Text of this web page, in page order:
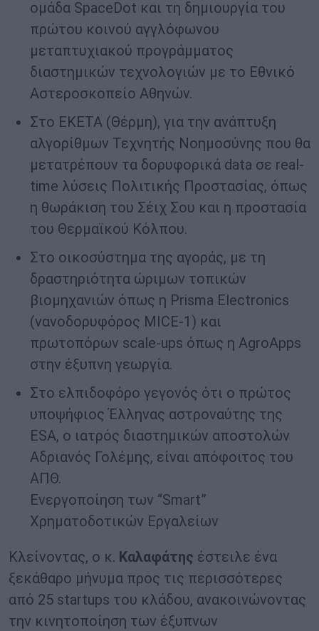
ομάδα SpaceDot και τη δημιουργία του
πρώτου κοινού αγγλόφωνου
μεταπτυχιακού προγράμματος
διαστημικών τεχνολογιών με το Εθνικό
Αστεροσκοπείο Αθηνών.
Στο ΕΚΕΤΑ (Θέρμη), για την ανάπτυξη
αλγορίθμων Τεχνητής Νοημοσύνης που θα
μετατρέπουν τα δορυφορικά data σε real-
time λύσεις Πολιτικής Προστασίας, όπως
η θωράκιση του Σέιχ Σου και η προστασία
του Θερμαϊκού Κόλπου.
Στο οικοσύστημα της αγοράς, με τη
δραστηριότητα ώριμων τοπικών
βιομηχανιών όπως η Prisma Electronics
(νανοδορυφόρος MICE-1) και
πρωτοπόρων scale-ups όπως η AgroApps
στην έξυπνη γεωργία.
Στο ελπιδοφόρο γεγονός ότι ο πρώτος
υποψήφιος Έλληνας αστροναύτης της
ESA, ο ιατρός διαστημικών αποστολών
Αδριανός Γολέμης, είναι απόφοιτος του
ΑΠΘ.
Ενεργοποίηση των “Smart”
Χρηματοδοτικών Εργαλείων
Κλείνοντας, ο κ. Καλαφάτης έστειλε ένα
ξεκάθαρο μήνυμα προς τις περισσότερες
από 25 startups του κλάδου, ανακοινώνοντας
την κινητοποίηση των έξυπνων